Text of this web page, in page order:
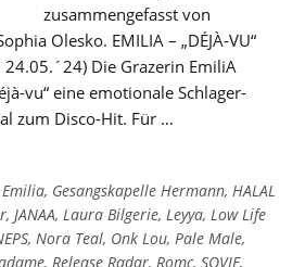
zusammengefasst von
Olesko. EMILIA – „DÉJÀ-VU“
24.05.´24) Die Grazerin EmiliA
vu“ eine emotionale Schlager-
zum Disco-Hit. Für …
Emilia, Gesangskapelle Hermann, HALAL
, JANAA, Laura Bilgerie, Leyya, Low Life
, Nora Teal, Onk Lou, Pale Male,
, Release Radar, Romc, SOVIE,